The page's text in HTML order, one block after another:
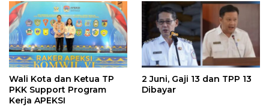
Wali Kota dan Ketua TP
PKK Support Program
Kerja APEKSI
2 Juni, Gaji 13 dan TPP 13
Dibayar